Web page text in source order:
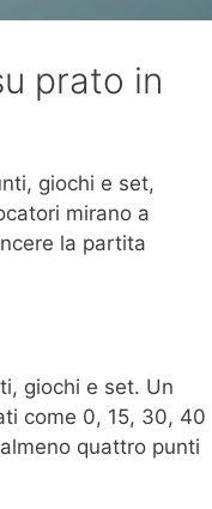
prato in
giochi e set,
mirano a
la partita
giochi e set. Un
come 0, 15, 30, 40
quattro punti